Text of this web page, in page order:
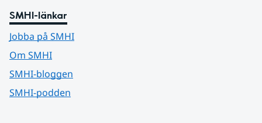
SMHI-länkar
Jobba på SMHI
Om SMHI
SMHI-bloggen
SMHI-podden